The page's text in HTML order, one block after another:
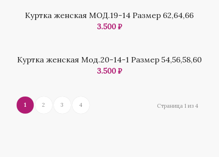
Куртка женская МОД.19-14 Размер 62,64,66
3.500₽
Куртка женская Мод.20-14-1 Размер 54,56,58,60
3.500₽
Страница 1 из 4
1 2 3 4